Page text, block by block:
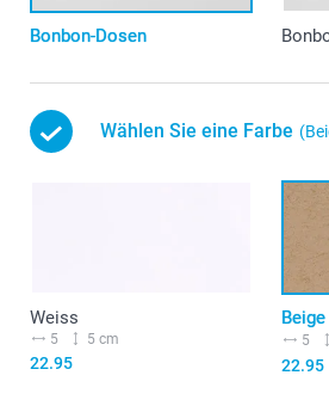
Bonbon-Dosen
Wählen Sie eine Farbe
Weiss
5 5 cm
22.95
5
22.95